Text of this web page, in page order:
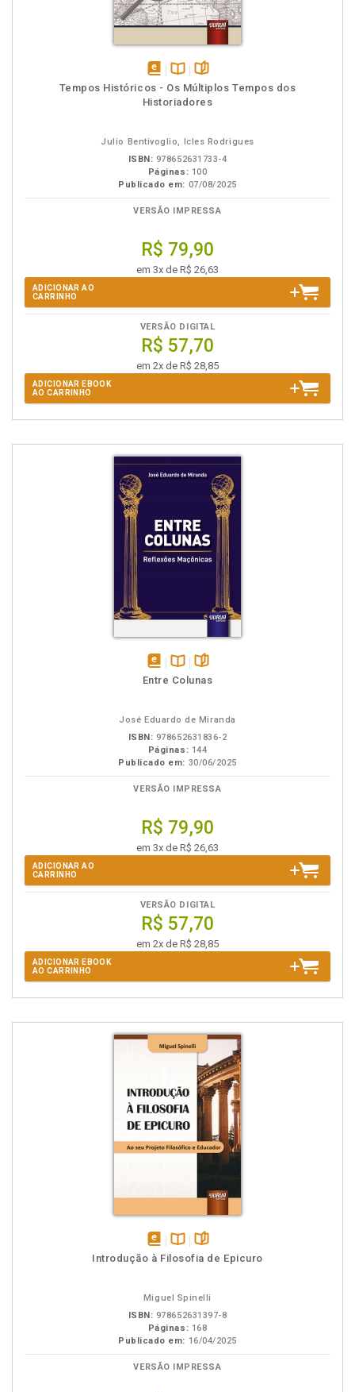
disponível
em
Disponível
na
páginas
Tempos Históricos - Os Múltiplos Tempos dos
Historiadores
Julio Bentivoglio, Icles Rodrigues
ISBN: 978652631733-4
Páginas: 100
Publicado em: 07/08/2025
VERSÃO IMPRESSA
R$ 79,90
em 3x de R$ 26,63
ADICIONAR AO
CARRINHO
VERSÃO DIGITAL
R$ 57,70
em 2x de R$ 28,85
ADICIONAR EBOOK
AO CARRINHO
disponívelDisponível
páginas
Entre Colunas
José Eduardo de Miranda
ISBN: 978652631836-2
Páginas: 144
Publicado em: 30/06/2025
VERSÃO IMPRESSA
R$ 79,90
em 3x de R$ 26,63
ADICIONAR AO
CARRINHO
VERSÃO DIGITAL
R$ 57,70
em 2x de R$ 28,85
ADICIONAR EBOOK
AO CARRINHO
disponívelDisponível
páginas
Introdução à Filosofia de Epicuro
Miguel Spinelli
ISBN: 978652631397-8
Páginas: 168
Publicado em: 16/04/2025
VERSÃO IMPRESSA